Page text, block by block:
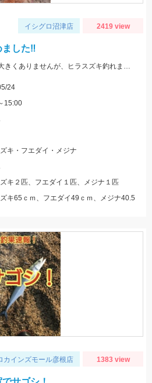
イシグロ沼津店 2419 view
ました‼
常連の森村様の釣果。サラシは大きくありませんが、ヒラスズキ釣れました！
24
15:00
キ・フエダイ・メジナ
キ２匹、フエダイ１匹、メジナ１匹
キ65ｃｍ、フエダイ49ｃｍ、メジナ40.5
カインズモール彦根店 1383 view